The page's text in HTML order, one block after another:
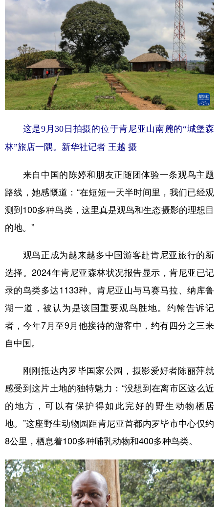
天津 河北 山西
辽宁 吉林 上海 江苏
浙江 安徽 福建 江西
山东 河南 湖北 湖南
新疆 内蒙古 黑龙江
Русский язык 日本語 한국어
这是9月30日拍摄的位于肯尼亚山南麓的“城堡森
林”旅店一隅。新华社记者 王越 摄
来自中国的陈婷和朋友正随团体验一条观鸟主题
路线，她感慨道：“在短短一天半时间里，我们已经观
测到100多种鸟类，这里真是观鸟和生态摄影的理想目
的地。”
观鸟正成为越来越多中国游客赴肯尼亚旅行的新
选择。2024年肯尼亚森林状况报告显示，肯尼亚已记
录的鸟类多达1133种。肯尼亚山与马赛马拉、纳库鲁
湖一道，被认为是该国重要观鸟胜地。约翰告诉记
者，今年7月至9月他接待的游客中，约有四分之三来
自中国。
刚刚抵达内罗毕国家公园，摄影爱好者陈丽萍就
感受到这片土地的独特魅力：“没想到在离市区这么近
的地方，可以有保护得如此完好的野生动物栖居
地。”这座野生动物园距肯尼亚首都内罗毕市中心仅约
8公里，栖息着100多种哺乳动物和400多种鸟类。